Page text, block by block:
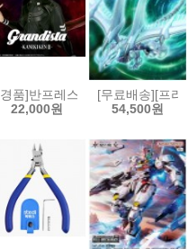
페른
술회전 MAXIMATIC 피규어 후
품]반프레스토 그란디스타 도
22,000원
[무료배송][프라
54,500원